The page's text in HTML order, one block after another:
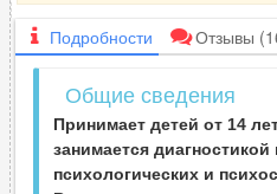
Подробности Отзывы
Общие сведения
Принимает детей от 14
занимается
психологических и